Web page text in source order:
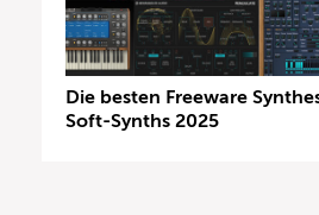
Die besten Freeware
Soft-Synths 2025